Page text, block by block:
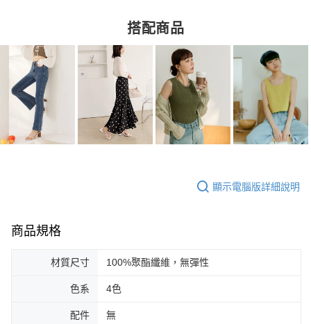
搭配商品
顯示電腦版詳細說明
商品規格
材質尺寸 100%聚酯纖維，無彈性
色系 4色
配件 無